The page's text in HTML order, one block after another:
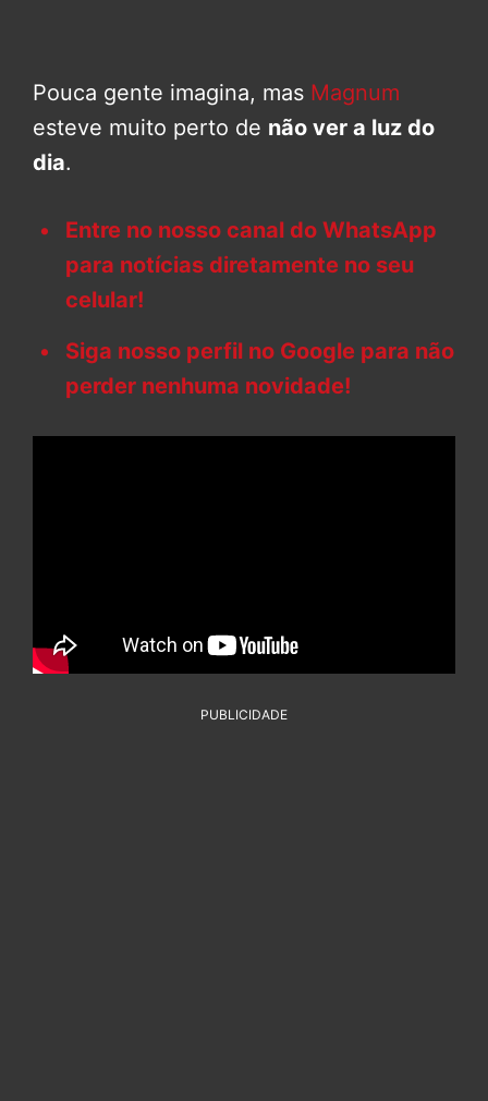
Pouca gente imagina, mas Magnum
esteve muito perto de não ver a luz do
dia.
Entre no nosso canal do WhatsApp
para notícias diretamente no seu
celular!
Siga nosso perfil no Google para não
perder nenhuma novidade!
PUBLICIDADE